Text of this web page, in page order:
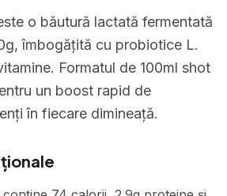
o băutură lactată fermentată
îmbogățită cu probiotice L.
Formatul de 100ml shot
un boost rapid de
în fiecare dimineață.